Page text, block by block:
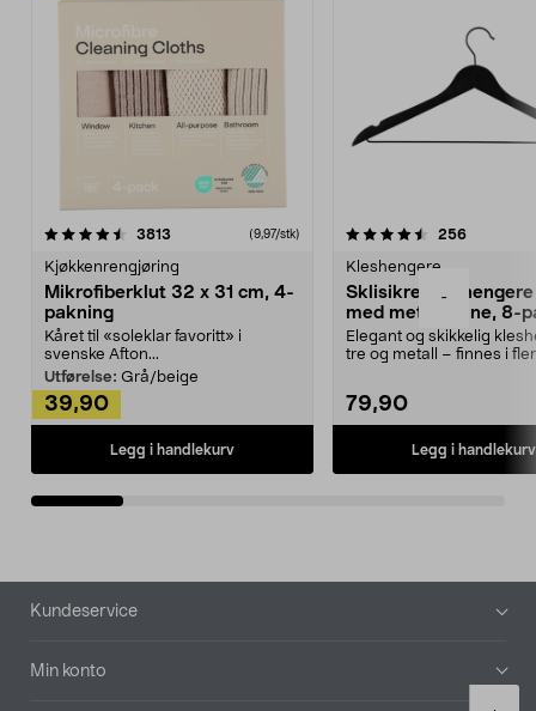
-
3813 anmeldelser(9,97/stk)
Kjøkkenrengjøring
Mikrofiberklut 32 x 31 cm, 4-
pakning
Kåret til «soleklar favoritt» i
svenske Afton...
Utførelse: Grå/beige
39,90
Legg i handlekurv
4.5av 5 stjerner 256
Kleshengere
Sklisikre
med metallpinne, 8-
Elegant og skikkelig
tre og metall – finnes i
79,90
Legg i handlekurv
4.5av 5 stjerner
Bunntekst
Kundeservice
Min konto